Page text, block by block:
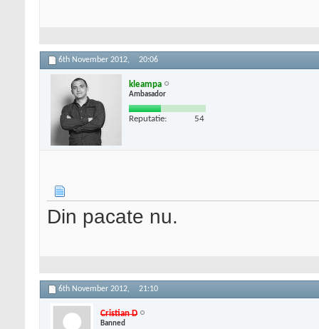
6th November 2012, 20:06
kleampa
Ambasador
Reputatie: 54
Din pacate nu.
6th November 2012, 21:10
Cristian D
Banned